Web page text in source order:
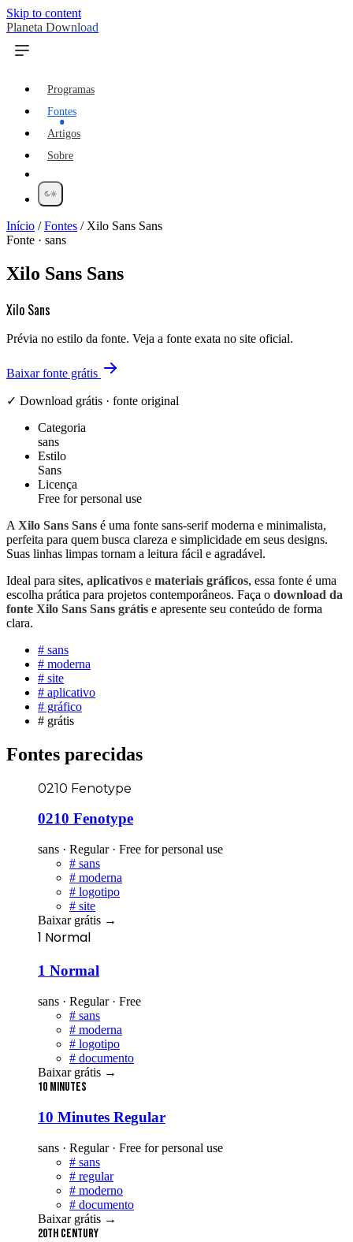
Skip to content
Planeta Download
Programas
Fontes
Artigos
Sobre
Início /Fontes / Xilo Sans Sans
Fonte · sans
Xilo Sans Sans
Xilo Sans
Prévia no estilo da fonte. Veja a fonte exata no site oficial.
Baixar fonte grátis
✓ Download grátis · fonte original
Categoria
sans
Estilo
Sans
Licença
Free for personal use
A Xilo Sans Sans é uma fonte sans-serif moderna e minimalista,
perfeita para quem busca clareza e simplicidade em seus designs.
Suas linhas limpas tornam a leitura fácil e agradável.
Ideal para sites, aplicativos e materiais gráficos, essa fonte é uma
escolha prática para projetos contemporâneos. Faça o download da
fonte Xilo Sans Sans grátis e apresente seu conteúdo de forma
clara.
# sans
# moderna
# site
# aplicativo
# gráfico
# grátis
Fontes parecidas
0210 Fenotype
0210 Fenotype
sans · Regular · Free for personal use
# sans
# moderna
# logotipo
# site
Baixar grátis →
1 Normal
1 Normal
sans · Regular · Free
# sans
# moderna
# logotipo
# documento
Baixar grátis →
10 Minutes
10 Minutes Regular
sans · Regular · Free for personal use
# sans
# regular
# moderno
# documento
Baixar grátis →
20th Century